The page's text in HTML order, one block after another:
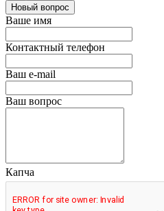
Новый вопрос
Ваше имя
Контактный телефон
Ваш e-mail
Ваш вопрос
Капча